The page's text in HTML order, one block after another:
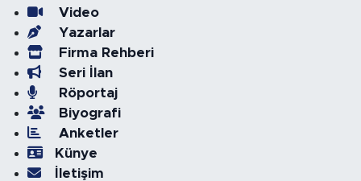
Video
Yazarlar
Firma Rehberi
Seri İlan
Röportaj
Biyografi
Anketler
Künye
İletişim